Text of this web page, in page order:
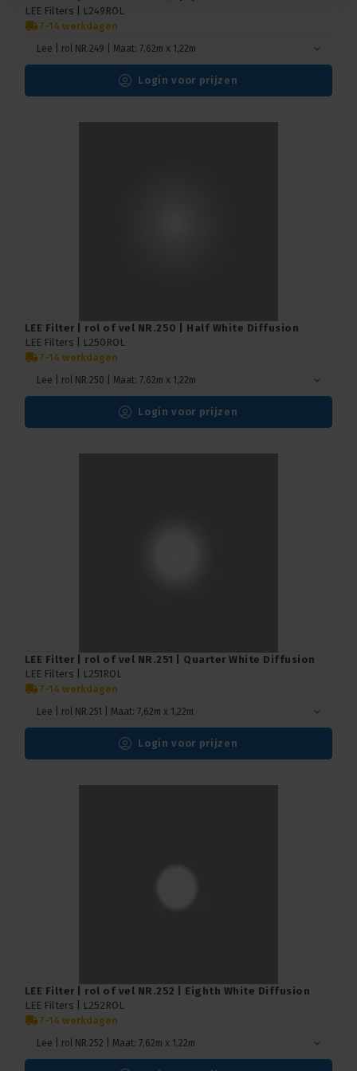
LEE Filters |
L249ROL
7-14 werkdagen
Lee | rol NR.249 | Maat: 7,62m x 1,22m
Login voor prijzen
LEE Filter | rol of vel NR.250 | Half White Diffusion
LEE Filters |
L250ROL
7-14 werkdagen
Lee | rol NR.250 | Maat: 7,62m x 1,22m
Login voor prijzen
LEE Filter | rol of vel NR.251 | Quarter White Diffusion
LEE Filters |
L251ROL
7-14 werkdagen
Lee | rol NR.251 | Maat: 7,62m x 1,22m
Login voor prijzen
LEE Filter | rol of vel NR.252 | Eighth White Diffusion
LEE Filters |
L252ROL
7-14 werkdagen
Lee | rol NR.252 | Maat: 7,62m x 1,22m